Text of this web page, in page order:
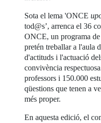
Sota el lema 'ONCE
tod@s’, arrenca el 36
ONCE, un programa
pretén treballar a l'aula
d'actituds i l'actuació
convivència
professors i 150.000
qüestions que tenen a
més proper.
En aquesta edició, el